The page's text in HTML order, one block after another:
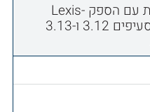
ניתן פטור ממכרז להתקשרות עם הספק Lexis-
Nexis וזאת בהסתמך על הסעיפים 3.12 ו-3.13